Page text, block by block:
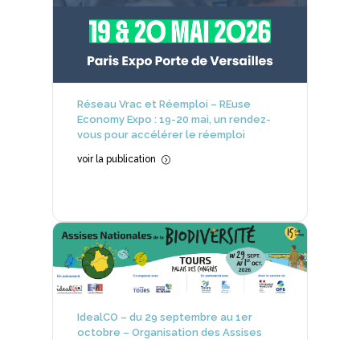
Réseau Vrac et Réemploi – REuse
Economy Expo : 19-20 mai, un rendez-
vous pour accélérer le réemploi
voir la publication =
IdealCO – du 29 septembre au 1er
octobre – Organisation des Assises